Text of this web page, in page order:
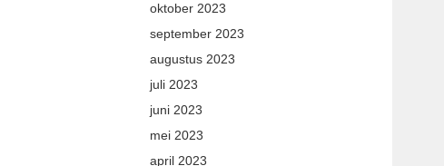
oktober 2023
september 2023
augustus 2023
juli 2023
juni 2023
mei 2023
april 2023